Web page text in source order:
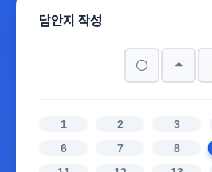
답안지 작성
1 2 3
6
7 8